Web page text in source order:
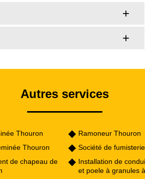
Autres services
Thouron
Thouron
de chapeau de
Ramoneur Thouron
Société de
Installation de
et poele à granules